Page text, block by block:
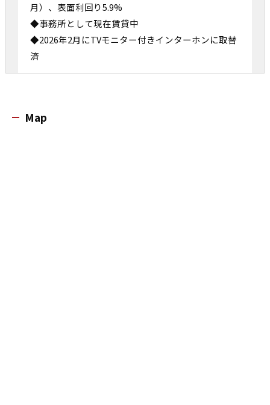
月）、表面利回り5.9%
◆事務所として現在賃貸中
◆2026年2月にTVモニター付きインターホンに取替
済
Map